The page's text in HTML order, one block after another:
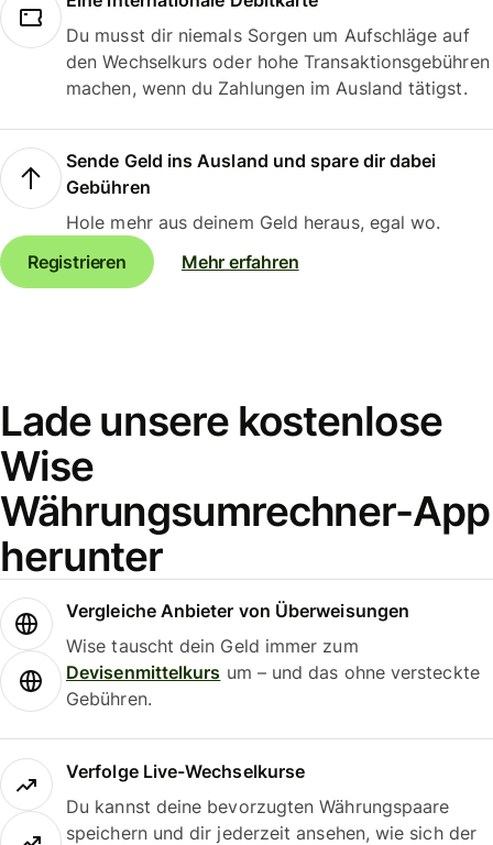
Du musst dir niemals Sorgen um Aufschläge auf
den Wechselkurs oder hohe Transaktionsgebühren
machen, wenn du Zahlungen im Ausland tätigst.
Sende Geld ins Ausland und spare dir dabei
Gebühren
Hole mehr aus deinem Geld heraus, egal wo.
Registrieren
Mehr erfahren
Lade unsere kostenlose
Wise
Währungsumrechner-App
herunter
Vergleiche Anbieter von Überweisungen
Wise tauscht dein Geld immer zum
Devisenmittelkurs um – und das ohne versteckte
Gebühren.
Verfolge Live-Wechselkurse
Du kannst deine bevorzugten Währungspaare
speichern und dir jederzeit ansehen, wie sich der